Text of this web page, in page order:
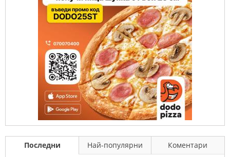
Последни Най-популярни
Коментари